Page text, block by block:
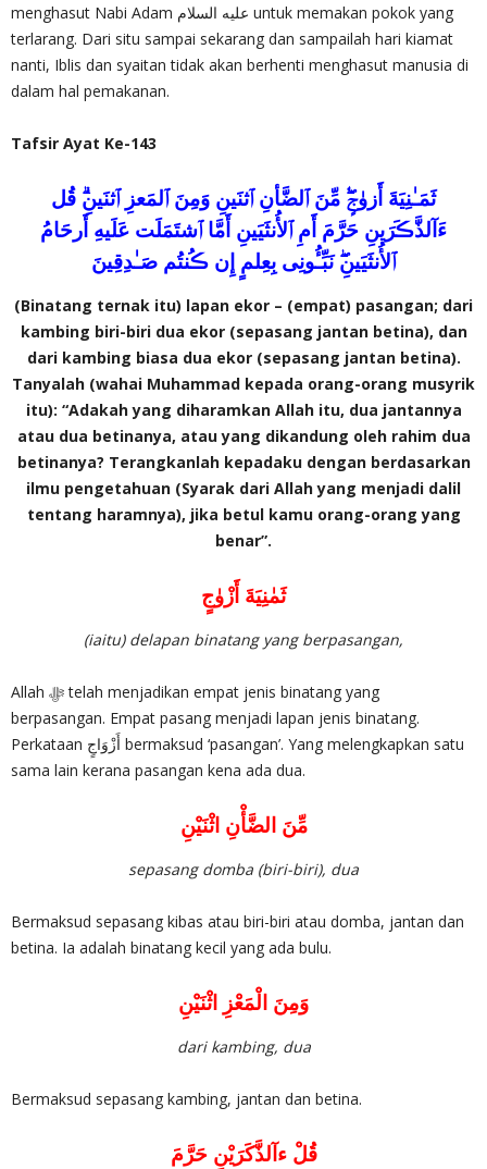
menghasut Nabi Adam عليه السلام untuk memakan pokok yang
terlarang. Dari situ sampai sekarang dan sampailah hari kiamat
nanti, Iblis dan syaitan tidak akan berhenti menghasut manusia di
dalam hal pemakanan.
Tafsir Ayat Ke-143
ثَمَـٰنِيَةَ أَزوٰجٍ۬‌ۖ مِّنَ ٱلضَّأنِ ٱثنَينِ وَمِنَ ٱلمَعزِ ٱثنَينِ‌ۗ قُل
ءَآلذَّڪَرَينِ حَرَّمَ أَمِ ٱلأُنثَيَينِ أَمَّا ٱشتَمَلَت عَلَيهِ أَرحَامُ
ٱلأُنثَيَينِ‌ۖ نَبِّـُٔونِى بِعِلمٍ إِن ڪُنتُم صَـٰدِقِينَ
(Binatang ternak itu) lapan ekor – (empat) pasangan; dari
kambing biri-biri dua ekor (sepasang jantan betina), dan
dari kambing biasa dua ekor (sepasang jantan betina).
Tanyalah (wahai Muhammad kepada orang-orang musyrik
itu): “Adakah yang diharamkan Allah itu, dua jantannya
atau dua betinanya, atau yang dikandung oleh rahim dua
betinanya? Terangkanlah kepadaku dengan berdasarkan
ilmu pengetahuan (Syarak dari Allah yang menjadi dalil
tentang haramnya), jika betul kamu orang-orang yang
benar”.
ثَمٰنِيَةَ أَزْوٰجٍ
(iaitu) delapan binatang yang berpasangan,
Allah ‎ﷻ telah menjadikan empat jenis binatang yang
berpasangan. Empat pasang menjadi lapan jenis binatang.
Perkataan أَزْوَاجٍ bermaksud ‘pasangan’. Yang melengkapkan satu
sama lain kerana pasangan kena ada dua.
مِّنَ الضَّأْنِ اثْنَيْنِ
sepasang domba (biri-biri), dua
Bermaksud sepasang kibas atau biri-biri atau domba, jantan dan
betina. Ia adalah binatang kecil yang ada bulu.
وَمِنَ الْمَعْزِ اثْنَيْنِ
dari kambing, dua
Bermaksud sepasang kambing, jantan dan betina.
قُلْ ءآلذَّكَرَيْنِ حَرَّمَ